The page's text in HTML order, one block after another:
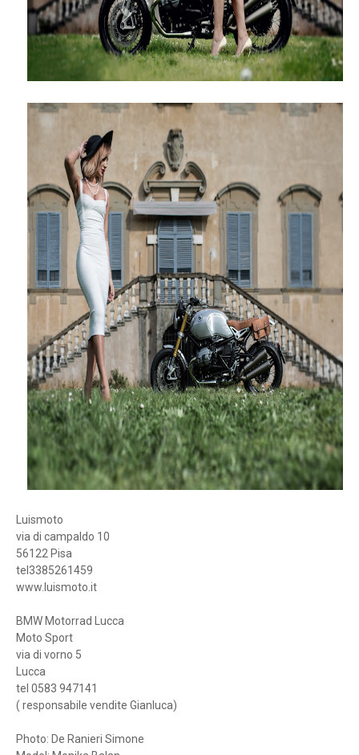
Luismoto
via di campaldo 10
56122 Pisa
tel3385261459
www.luismoto.it
BMW Motorrad Lucca
Moto Sport
via di vorno 5
Lucca
tel 0583 947141
( responsabile vendite Gianluca)
Photo: De Ranieri Simone